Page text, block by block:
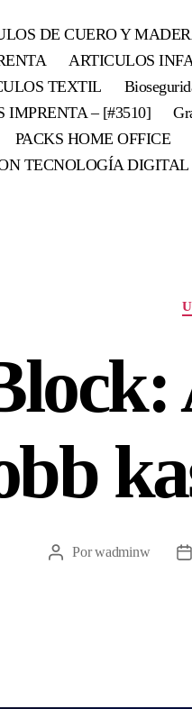
DE CUERO Y
ARTICULOS
TEXTIL
IMPRENTA – [#3510]
PACKS HOME OFFICE
TECNOLOGÍA DIGITAL
Porwadminw